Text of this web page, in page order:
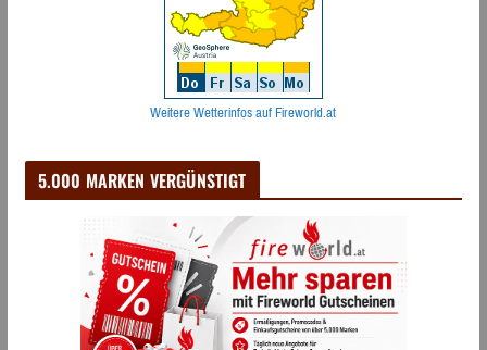
Weitere Wetterinfos auf Fireworld.at
5.000 MARKEN VERGÜNSTIGT